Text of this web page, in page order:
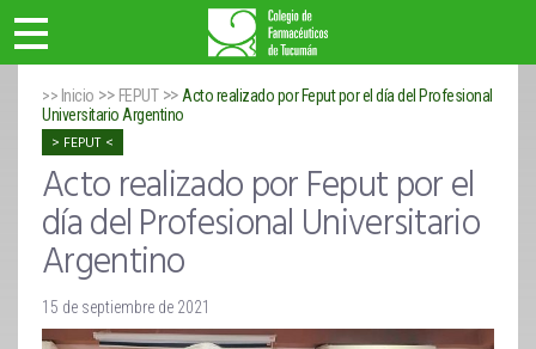
>> Inicio >> FEPUT>> Acto realizado por Feput por el día del Profesional
Universitario Argentino
FEPUT
Acto realizado por Feput por el
día del Profesional Universitario
Argentino
15 de septiembre de 2021